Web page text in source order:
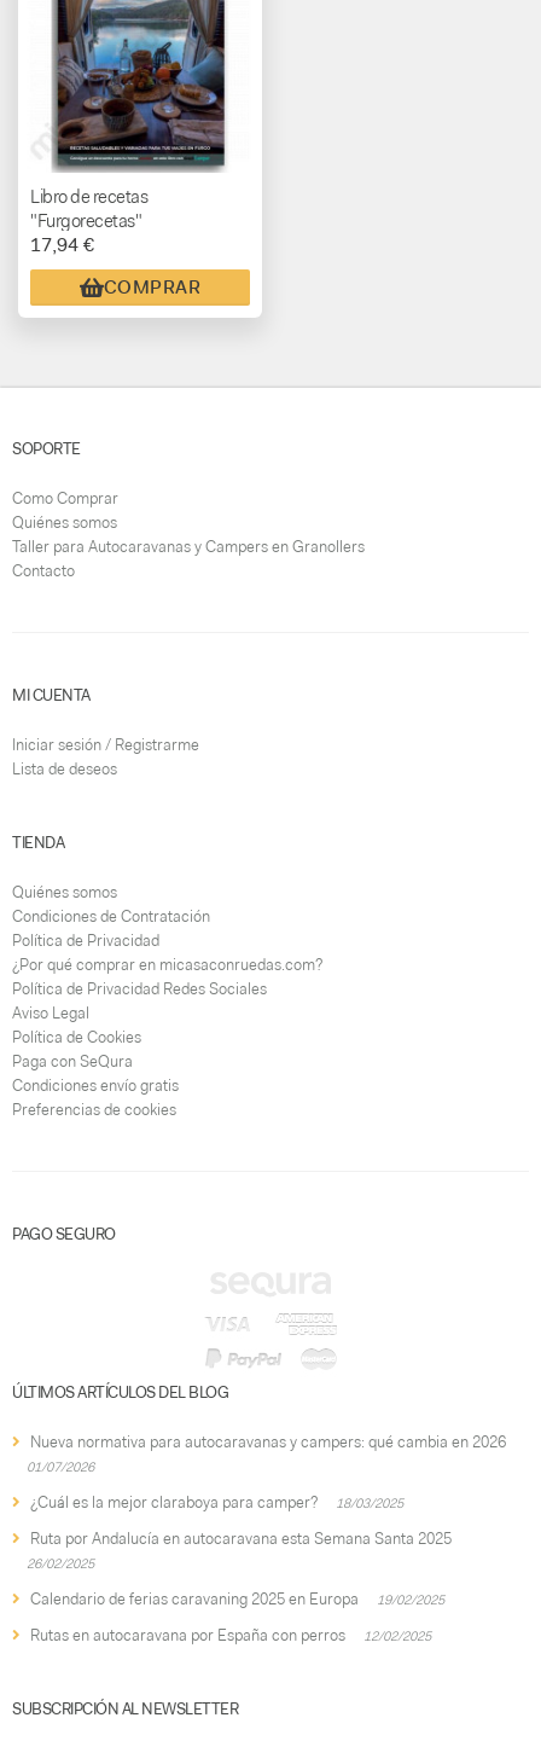
Libro de recetas
"Furgorecetas"
17,94 €
COMPRAR
SOPORTE
Como Comprar
Quiénes somos
Taller para Autocaravanas y Campers en Granollers
Contacto
MI CUENTA
Iniciar sesión / Registrarme
Lista de deseos
TIENDA
Quiénes somos
Condiciones de Contratación
Política de Privacidad
¿Por qué comprar en micasaconruedas.com?
Política de Privacidad Redes Sociales
Aviso Legal
Política de Cookies
Paga con SeQura
Condiciones envío gratis
Preferencias de cookies
PAGO SEGURO
ÚLTIMOS ARTÍCULOS DEL BLOG
Nueva normativa para autocaravanas y campers: qué cambia en 2026
01/07/2026
¿Cuál es la mejor claraboya para camper? 18/03/2025
Ruta por Andalucía en autocaravana esta Semana Santa 2025
26/02/2025
Calendario de ferias caravaning 2025 en Europa 19/02/2025
Rutas en autocaravana por España con perros 12/02/2025
SUBSCRIPCIÓN AL NEWSLETTER